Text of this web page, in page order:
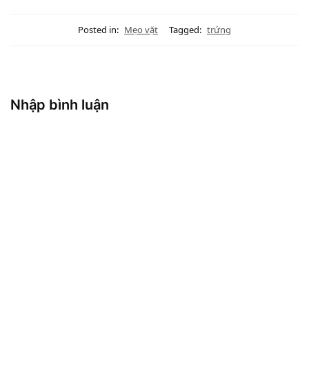
Posted in: Mẹo vặt Tagged: trứng
Nhập bình luận